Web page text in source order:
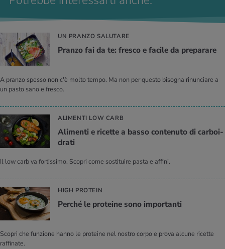
UN PRANZO SALUTARE
Pran­zo fai da te: fre­sco e fa­ci­le da pre­pa­ra­re
A pranzo spesso non c'è molto tempo. Ma non per questo bisogna rinunciare a
un pasto sano e fresco.
ALIMENTI LOW CARB
Ali­men­ti e ri­cet­te a basso con­te­nu­to di car­boi­
dra­ti
Il low carb va fortissimo. Scopri come sostituire pasta e affini.
HIGH PROTEIN
Per­ché le pro­tei­ne sono im­por­tan­ti
Scopri che funzione hanno le proteine nel nostro corpo e prova alcune ricette
raffinate.